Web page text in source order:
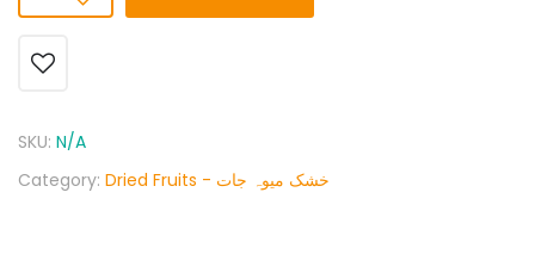
SKU: N/A
Category:
Dried Fruits - خشک میوہ جات